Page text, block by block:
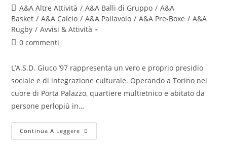
A&A Altre Attività / A&A Balli di Gruppo / A&A
Basket / A&A Calcio / A&A Pallavolo / A&A Pre-Boxe / A&A
Rugby / Avvisi & Attività
0 commenti
L’A.S.D. Giuco ’97 rappresenta un vero e proprio presidio
sociale e di integrazione culturale. Operando a Torino nel
cuore di Porta Palazzo, quartiere multietnico e abitato da
persone perlopiù in…
Continua A Leggere